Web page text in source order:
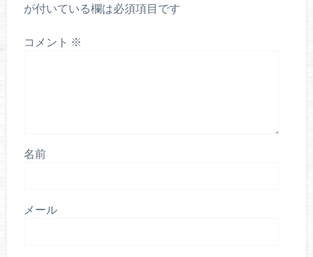
が付いている欄は必須項目です
コメント ※
名前
メール